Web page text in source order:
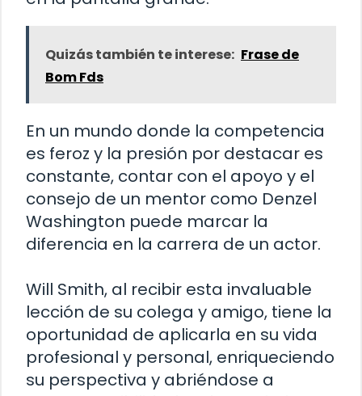
Quizás también te interese: Frase de
Bom Fds
En un mundo donde la competencia
es feroz y la presión por destacar es
constante, contar con el apoyo y el
consejo de un mentor como Denzel
Washington puede marcar la
diferencia en la carrera de un actor.
Will Smith, al recibir esta invaluable
lección de su colega y amigo, tiene la
oportunidad de aplicarla en su vida
profesional y personal, enriqueciendo
su perspectiva y abriéndose a